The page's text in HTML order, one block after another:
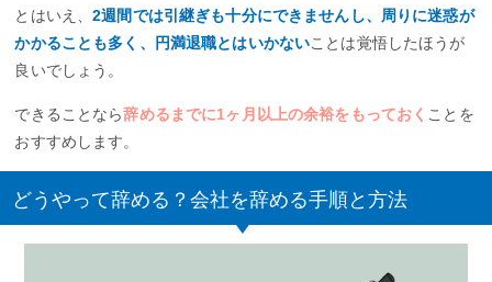
とはいえ、2週間では引継ぎも十分にできませんし、周りに迷惑が
かかることも多く、円満退職とはいかないことは覚悟したほうが
良いでしょう。
できることなら辞めるまでに1ヶ月以上の余裕をもっておく ことを
おすすめします。
どうやって辞める？会社を辞める手順と方法